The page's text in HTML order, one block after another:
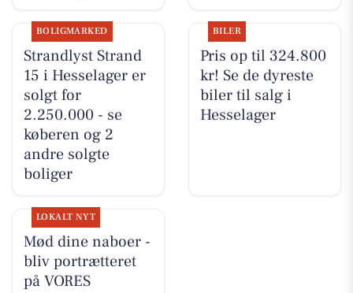
BOLIGMARKED
Strandlyst Strand
15 i Hesselager er
solgt for
2.250.000 - se
køberen og 2
andre solgte
boliger
BILER
Pris op til 324.800
kr! Se de dyreste
biler til salg i
Hesselager
LOKALT NYT
Mød dine naboer -
bliv portrætteret
på VORES